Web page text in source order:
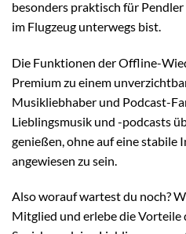
besonders praktisch für
im Flugzeug unterwegs bist.
Die Funktionen der Offline-
Premium zu einem
Musikliebhaber und Podcast-
Lieblingsmusik und -podcasts
genießen, ohne auf eine
angewiesen zu sein.
Also worauf wartest du noch?
Mitglied und erlebe die